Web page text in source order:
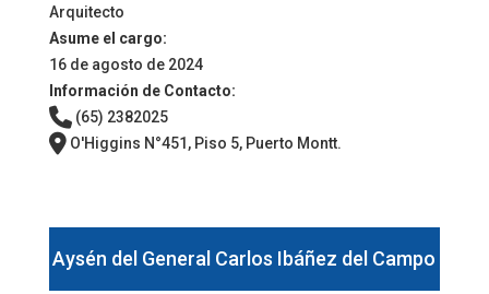
Arquitecto
Asume el cargo:
16 de agosto de 2024
Información de Contacto:
(65) 2382025
O'Higgins N°451, Piso 5, Puerto Montt.
Aysén del General Carlos Ibáñez del Campo